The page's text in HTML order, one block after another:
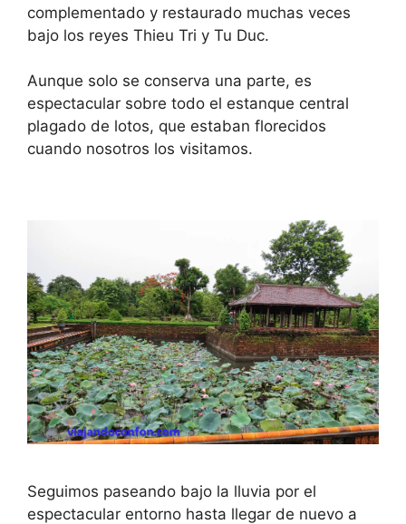
complementado y restaurado muchas veces
bajo los reyes Thieu Tri y Tu Duc.
Aunque solo se conserva una parte, es
espectacular sobre todo el estanque central
plagado de lotos, que estaban florecidos
cuando nosotros los visitamos.
Seguimos paseando bajo la lluvia por el
espectacular entorno hasta llegar de nuevo a